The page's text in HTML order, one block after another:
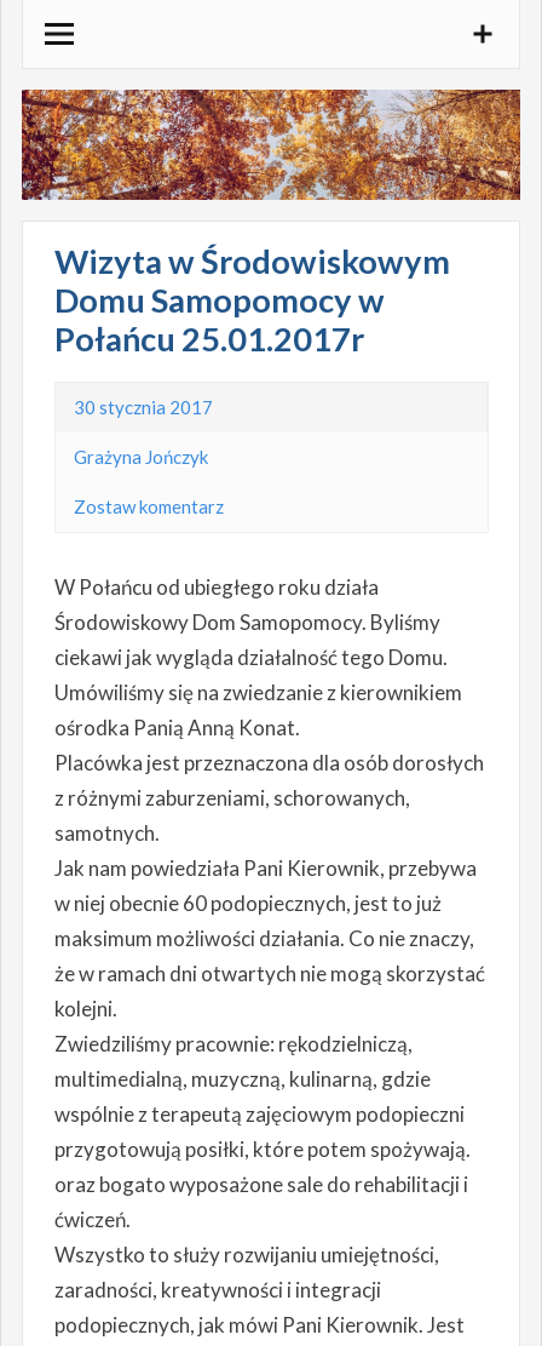
treści
Wizyta w Środowiskowym
Domu Samopomocy w
Połańcu 25.01.2017r
30 stycznia 2017
Grażyna Jończyk
Zostaw komentarz
W Połańcu od ubiegłego roku działa
Środowiskowy Dom Samopomocy. Byliśmy
ciekawi jak wygląda działalność tego Domu.
Umówiliśmy się na zwiedzanie z kierownikiem
ośrodka Panią Anną Konat.
Placówka jest przeznaczona dla osób dorosłych
z różnymi zaburzeniami, schorowanych,
samotnych.
Jak nam powiedziała Pani Kierownik, przebywa
w niej obecnie 60 podopiecznych, jest to już
maksimum możliwości działania. Co nie znaczy,
że w ramach dni otwartych nie mogą skorzystać
kolejni.
Zwiedziliśmy pracownie: rękodzielniczą,
multimedialną, muzyczną, kulinarną, gdzie
wspólnie z terapeutą zajęciowym podopieczni
przygotowują posiłki, które potem spożywają.
oraz bogato wyposażone sale do rehabilitacji i
ćwiczeń.
Wszystko to służy rozwijaniu umiejętności,
zaradności, kreatywności i integracji
podopiecznych, jak mówi Pani Kierownik. Jest